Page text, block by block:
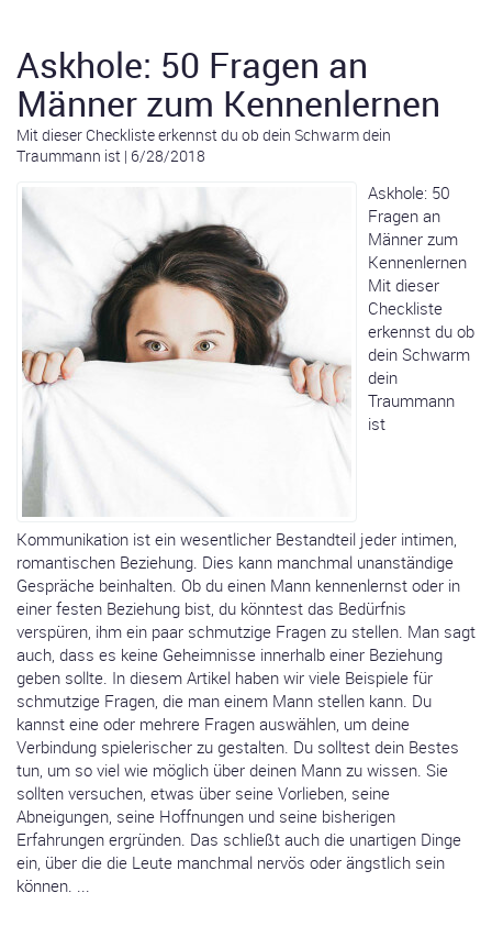
Askhole: 50 Fragen an
Männer zum Kennenlernen
Mit dieser Checkliste erkennst du ob dein Schwarm dein
Traummann ist | 6/28/2018
Askhole: 50
Fragen an
Männer zum
Kennenlernen
Mit dieser
Checkliste
erkennst du ob
dein Schwarm
dein
Traummann
ist
Kommunikation ist ein wesentlicher Bestandteil jeder intimen,
romantischen Beziehung. Dies kann manchmal unanständige
Gespräche beinhalten. Ob du einen Mann kennenlernst oder in
einer festen Beziehung bist, du könntest das Bedürfnis
verspüren, ihm ein paar schmutzige Fragen zu stellen. Man sagt
auch, dass es keine Geheimnisse innerhalb einer Beziehung
geben sollte. In diesem Artikel haben wir viele Beispiele für
schmutzige Fragen, die man einem Mann stellen kann. Du
kannst eine oder mehrere Fragen auswählen, um deine
Verbindung spielerischer zu gestalten. Du solltest dein Bestes
tun, um so viel wie möglich über deinen Mann zu wissen. Sie
sollten versuchen, etwas über seine Vorlieben, seine
Abneigungen, seine Hoffnungen und seine bisherigen
Erfahrungen ergründen. Das schließt auch die unartigen Dinge
ein, über die die Leute manchmal nervös oder ängstlich sein
können. ...